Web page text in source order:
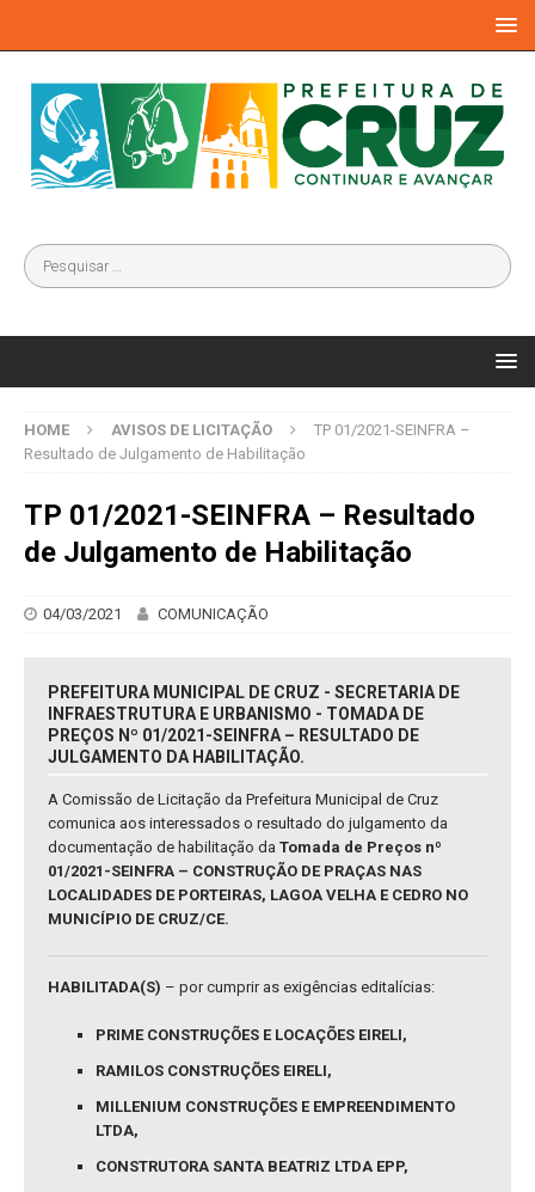
HOME AVISOS DE LICITAÇÃO
TP 01/2021-SEINFRA –
Resultado de Julgamento de Habilitação
TP 01/2021-SEINFRA – Resultado
de Julgamento de Habilitação
04/03/2021 COMUNICAÇÃO
PREFEITURA MUNICIPAL DE CRUZ - SECRETARIA DE
INFRAESTRUTURA E URBANISMO - TOMADA DE
PREÇOS Nº 01/2021-SEINFRA – RESULTADO DE
JULGAMENTO DA HABILITAÇÃO.
A Comissão de Licitação da Prefeitura Municipal de Cruz
comunica aos interessados o resultado do julgamento da
documentação de habilitação da Tomada de Preços nº
01/2021-SEINFRA – CONSTRUÇÃO DE PRAÇAS NAS
LOCALIDADES DE PORTEIRAS, LAGOA VELHA E CEDRO NO
MUNICÍPIO DE CRUZ/CE.
HABILITADA(S) – por cumprir as exigências editalícias:
PRIME CONSTRUÇÕES E LOCAÇÕES EIRELI,
RAMILOS CONSTRUÇÕES EIRELI,
MILLENIUM CONSTRUÇÕES E EMPREENDIMENTO
LTDA,
CONSTRUTORA SANTA BEATRIZ LTDA EPP,